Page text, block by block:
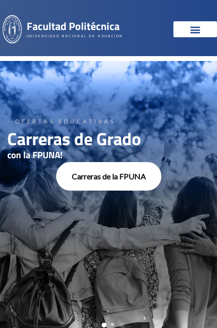
Facultad Politécnica
UNIVERSIDAD NACIONAL DE ASUNCIÓN
- OFERTAS EDUCATIVAS -
Carreras de Grado
con la FPUNA!
Carreras de la FPUNA